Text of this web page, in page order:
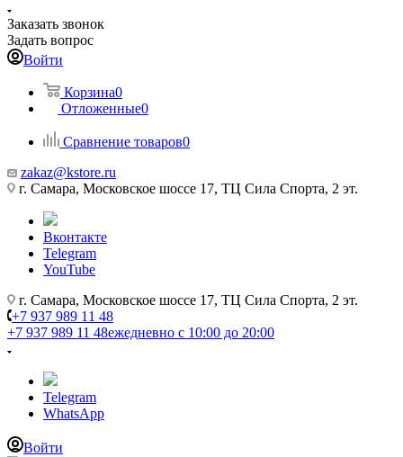
Заказать звонок
Задать вопрос
Войти
Корзина0
Отложенные0
Сравнение товаров0
zakaz@kstore.ru
г. Самара, Московское шоссе 17, ТЦ Сила Спорта, 2 эт.
Вконтакте
Telegram
YouTube
г. Самара, Московское шоссе 17, ТЦ Сила Спорта, 2 эт.
+7 937 989 11 48
+7 937 989 11 48ежедневно с 10:00 до 20:00
Telegram
WhatsApp
Войти